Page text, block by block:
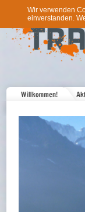
Wir verwenden
einverstanden.